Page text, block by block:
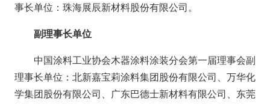
事长单位：珠海展辰新材料股份有限公司。
副理事长单位
中国涂料工业协会木器涂料涂装分会第一届理事会副
理事长单位：北新嘉宝莉涂料集团股份有限公司、万华化
学集团股份有限公司、广东巴德士新材料有限公司、东莞